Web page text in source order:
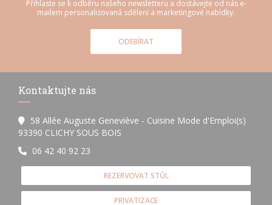
Přihlaste se k odběru našeho newsletteru a dostávejte od nás e-
mailem personalizovaná sdělení a marketingové nabídky.
ODEBÍRAT
Kontaktujte nás
58 Allée Auguste Geneviève - Cuisine Mode d'Emploi(s)
93390 CLICHY SOUS BOIS
06 42 40 92 23
REZERVOVAT STŮL
PRIVATIZACE